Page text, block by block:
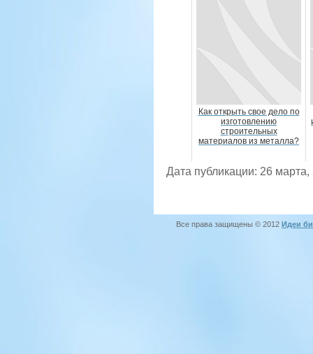
Как открыть свое дело по
изготовлению
строительных
материалов из металла?
Дата публикации: 26 марта,
Все права защищены © 2012 Идеи